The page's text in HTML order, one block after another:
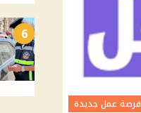
فرصة عمل جديدة
6